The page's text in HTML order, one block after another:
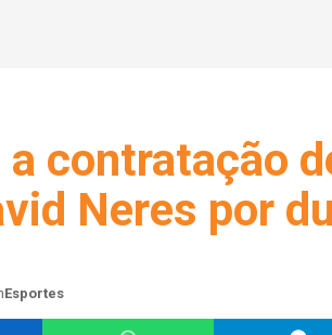
contratação
Neres por
Esportes